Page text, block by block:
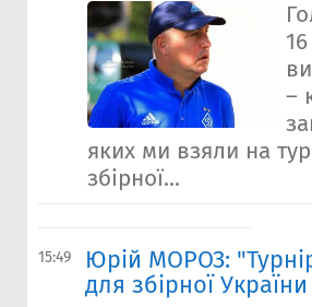
–
яких ми взяли на
збірної...
15:49
Юрій МОРОЗ:
для збірної